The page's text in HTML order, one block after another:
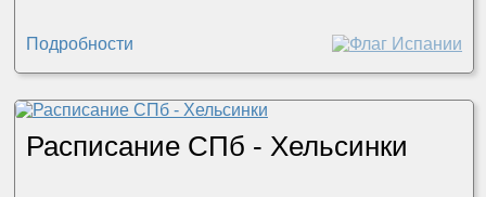
Подробности
Расписание СПб - Хельсинки